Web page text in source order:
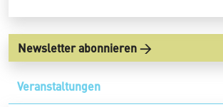
Newsletter abonnieren
Veranstaltungen